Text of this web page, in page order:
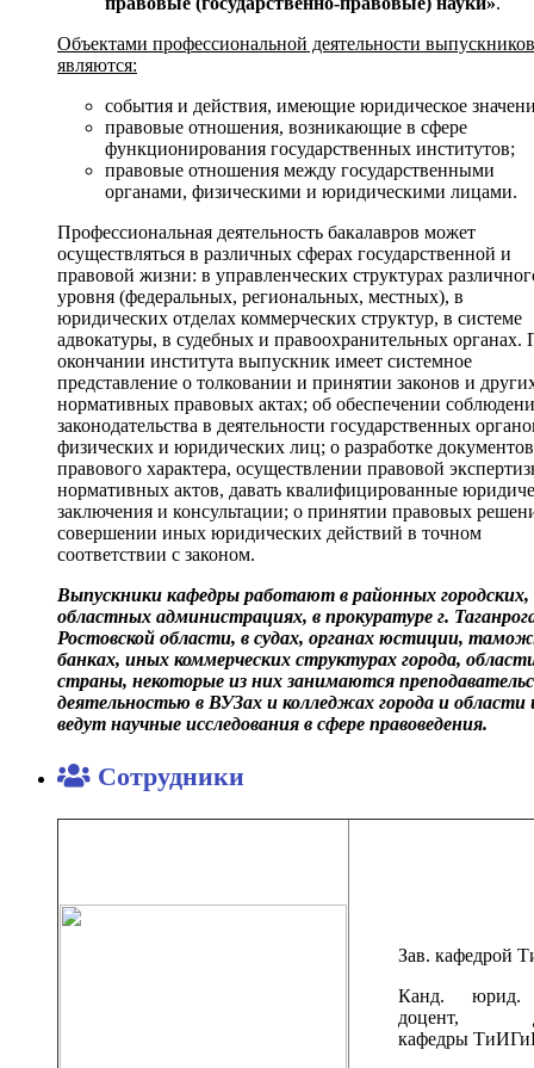
Объектами профессиональной деятельности выпускников
являются:
события и действия, имеющие юридическое
правовые отношения, возникающие в сфере
функционирования государственных институтов;
правовые отношения между государственными
органами, физическими и юридическими лицами.
Профессиональная деятельность бакалавров может
осуществляться в различных сферах государственной и
правовой жизни: в управленческих структурах
уровня (федеральных, региональных, местных), в
юридических отделах коммерческих структур, в системе
адвокатуры, в судебных и правоохранительных органах.
окончании института выпускник имеет системное
представление о толковании и принятии законов и
нормативных правовых актах; об обеспечении
законодательства в деятельности государственных
физических и юридических лиц; о разработке документов
правового характера, осуществлении правовой
нормативных актов, давать квалифицированные
заключения и консультации; о принятии правовых
совершении иных юридических действий в точном
соответствии с законом.
Выпускники кафедры работают в районных городских,
областных администрациях, в прокуратуре г.
Ростовской области, в судах, органах юстиции,
банках, иных коммерческих структурах города,
страны, некоторые из них занимаются
деятельностью в ВУЗах и колледжах города и области
ведут научные исследования в сфере правоведения.
Сотрудники
Зав. кафедрой
Канд. юрид.
доцент,
кафедры